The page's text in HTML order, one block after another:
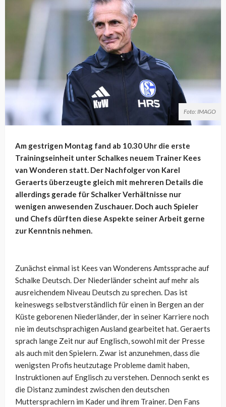
Foto: IMAGO
Am gestrigen Montag fand ab 10.30 Uhr die erste
Trainingseinheit unter Schalkes neuem Trainer Kees
van Wonderen statt. Der Nachfolger von Karel
Geraerts überzeugte gleich mit mehreren Details die
allerdings gerade für Schalker Verhältnisse nur
wenigen anwesenden Zuschauer. Doch auch Spieler
und Chefs dürften diese Aspekte seiner Arbeit gerne
zur Kenntnis nehmen.
Zunächst einmal ist Kees van Wonderens Amtssprache auf
Schalke Deutsch. Der Niederländer scheint auf mehr als
ausreichendem Niveau Deutsch zu sprechen. Das ist
keineswegs selbstverständlich für einen in Bergen an der
Küste geborenen Niederländer, der in seiner Karriere noch
nie im deutschsprachigen Ausland gearbeitet hat. Geraerts
sprach lange Zeit nur auf Englisch, sowohl mit der Presse
als auch mit den Spielern. Zwar ist anzunehmen, dass die
wenigsten Profis heutzutage Probleme damit haben,
Instruktionen auf Englisch zu verstehen. Dennoch senkt es
die Distanz zumindest zwischen den deutschen
Muttersprachlern im Kader und ihrem Trainer. Den Fans